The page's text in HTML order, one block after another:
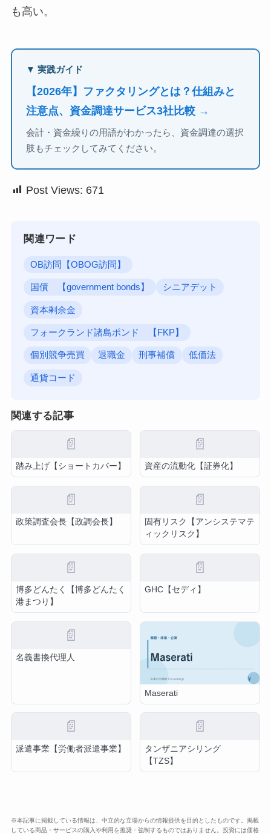
も高い。
▼ 実践ガイド
【2026年】ファクタリングとは？仕組みと
注意点、資金調達サービス3社比較 →
会計・資金繰りの用語がわかったら、資金調達の選択
肢もチェックしてみてください。
Post Views: 671
関連ワード
OB訪問【OBOG訪問】
国債 【government bonds】 シニアデット
資本剰余金
フォークランド諸島ポンド 【FKP】
個別競争売買 退職金 刑事補償 低価法
通貨コード
関連する記事
📄
踏み上げ【ショートカバー】
📄
資産の流動化【証券化】
📄
政策調査会長【政調会長】
📄
固有リスク【アンシステマテ
ィックリスク】
📄
博多どんたく【博多どんたく
港まつり】
📄
GHC【セディ】
📄
名義書換代理人
Maserati
📄
派遣事業【労働者派遣事業】
📄
タンザニアシリング
【TZS】
※本記事に掲載している情報は、中立的な立場からの情報提供を目的としたものです。掲載
している商品・サービスの購入や利用を推奨・強制するものではありません。投資には価格